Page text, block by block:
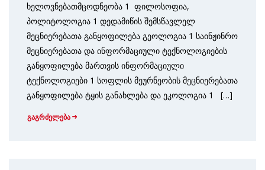
ხელოვნებათმცოდნეობა 1 ფილოსოფია,
პოლიტოლოგია 1 დედამიწის შემსწავლელ
მეცნიერებათა განყოფილება გეოლოგია 1 საინჟინრო
მეცნიერებათა და ინფორმაციული ტექნოლოგიების
განყოფილება მართვის ინფორმაციული
ტექნოლოგიები 1 სოფლის მეურნეობის მეცნიერებათა
განყოფილება ტყის განახლება და ეკოლოგია 1 […]
გაგრძელება